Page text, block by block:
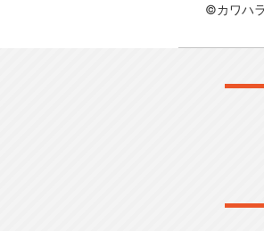
©カワハ